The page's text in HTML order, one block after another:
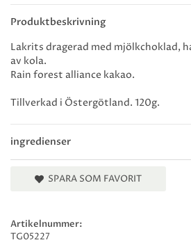
Produktbeskrivning
ingredienser
Lakrits dragerad med mjölkchoklad,
av kola.
Rain forest alliance kakao.
Tillverkad i Östergötland. 120g.
SPARA SOM FAVORIT
Artikelnummer:
TG05227